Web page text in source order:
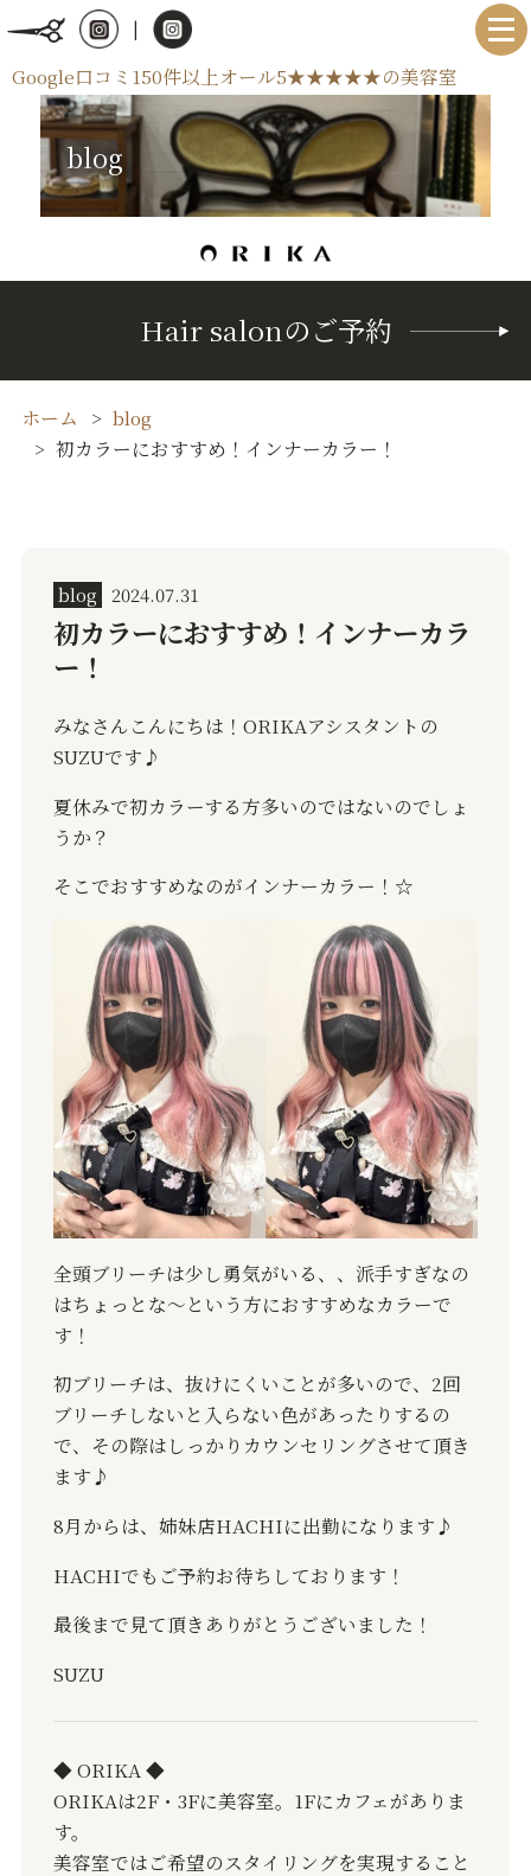
|
Google口コミ150件以上オール5★★★★★の美容室
blog
Hair salonのご予約
ホーム
blog
初カラーにおすすめ！インナーカラー！
blog 2024.07.31
初カラーにおすすめ！インナーカラ
ー！
みなさんこんにちは！ORIKAアシスタントの
SUZUです♪
夏休みで初カラーする方多いのではないのでしょ
うか？
そこでおすすめなのがインナーカラー！☆
全頭ブリーチは少し勇気がいる、、派手すぎなの
はちょっとな〜という方におすすめなカラーで
す！
初ブリーチは、抜けにくいことが多いので、2回
ブリーチしないと入らない色があったりするの
で、その際はしっかりカウンセリングさせて頂き
ます♪
8月からは、姉妹店HACHIに出勤になります♪
HACHIでもご予約お待ちしております！
最後まで見て頂きありがとうございました！
SUZU
◆ ORIKA ◆
ORIKAは2F・3Fに美容室。1Fにカフェがありま
す。
美容室ではご希望のスタイリングを実現すること